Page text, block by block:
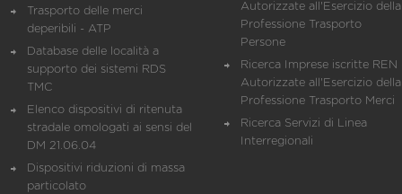
Trasporto delle merci
deperibili - ATP
Database delle località a
supporto dei sistemi RDS
TMC
Elenco dispositivi di ritenuta
stradale omologati ai sensi del
DM 21.06.04
Dispositivi riduzioni di massa
particolato
Autorizzate all'Esercizio della
Professione Trasporto
Persone
Ricerca Imprese iscritte REN
Autorizzate all'Esercizio della
Professione Trasporto Merci
Ricerca Servizi di Linea
Interregionali